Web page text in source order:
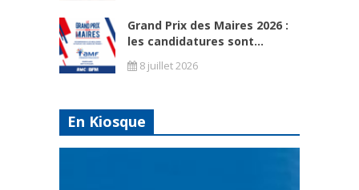
Grand Prix des Maires 2026 :
les candidatures sont...
8 juillet 2026
En Kiosque